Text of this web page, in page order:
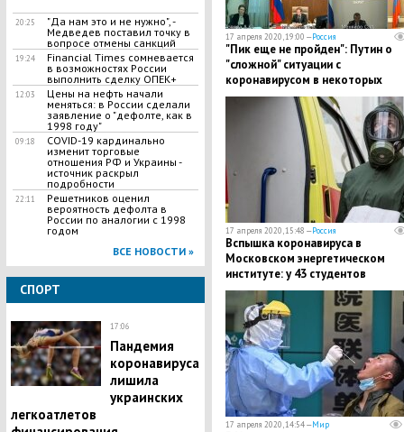
20:25
"Да нам это и не нужно", -
Медведев поставил точку в
вопросе отмены санкций
19:24
Financial Times сомневается
в возможностях России
выполнить сделку ОПЕК+
12:03
Цены на нефть начали
меняться: в России сделали
заявление о "дефолте, как в
1998 году"
09:18
​COVID-19 кардинально
изменит торговые
отношения РФ и Украины -
источник раскрыл
подробности
22:11
Решетников оценил
вероятность дефолта в
России по аналогии с 1998
годом
ВСЕ НОВОСТИ »
СПОРТ
17:06
Пандемия
коронавируса
лишила
украинских
легкоатлетов
17 апреля 2020, 19:00 —Россия
"Пик еще не пройден": Путин о
"сложной" ситуации с
коронавирусом в некоторых
регионах России
17 апреля 2020, 15:48 —Россия
Вспышка коронавируса в
Московском энергетическом
институте: у 43 студентов
подтвердился COVID-19
17 апреля 2020, 14:54 —Мир